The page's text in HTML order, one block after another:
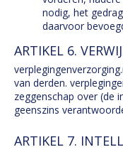
nodig, het
daarvoor
ARTIKEL 6.
van derden.
zeggenschap over (de
geenszins
ARTIKEL 7.